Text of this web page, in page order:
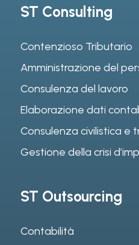
ST Consulting
Contenzioso Tributario
Amministrazione del
Consulenza del lavoro
Elaborazione dati
Consulenza civilistica e
Gestione della crisi
ST Outsourcing
Contabilità